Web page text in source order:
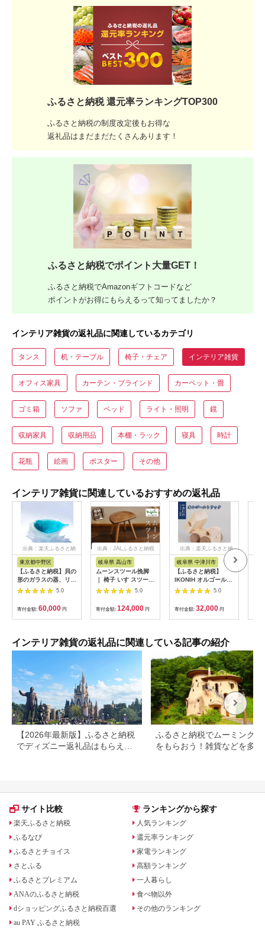
ふるさと納税 還元率ランキングTOP300
ふるさと納税の制度改定後もお得な
返礼品はまだまだたくさんあります！
ふるさと納税でポイント大量GET！
ふるさと納税でAmazonギフトコードなど
ポイントがお得にもらえるって知ってましたか？
インテリア雑貨の返礼品に関連しているカテゴリ
タンス 机・テーブル 椅子・チェア インテリア雑貨
オフィス家具 カーテン・ブラインド カーペット・畳
ゴミ箱 ソファ ベッド ライト・照明 鏡
収納家具 収納用品 本棚・ラック 寝具 時計
花瓶 絵画 ポスター その他
インテリア雑貨に関連しているおすすめの返礼品
出典：楽天ふるさと納
東京都中野区
【ふるさと納税】貝の
形のガラスの器、リゾ
ートラグーン「シェル
の器」 | ガラス 器 貝
殻 食器 おしゃれ 人気
おすすめ 送料無料 東
京 中野区
5.0
寄付金額: 60,000 円
出典：JALふるさと納税
岐阜県 高山市
ムーンスツール挽脚
｜ 椅子 いす スツール
腰掛け リビング キッ
チン ダイニング 木製
無垢材 天然木 レッド
オーク ウォルナット
家具 おしゃれ 人気 お
らし シンプル 飛騨の
家具 雉子舎 AP037
5.0
寄付金額: 124,000 円
出典：楽天ふるさと納
岐阜県 中津川市
【ふるさと納税】
IKONIH オルゴールト
ラック F4N-0855
5.0
寄付金額: 32,000 円
インテリア雑貨の返礼品に関連している記事の紹介
【2026年最新版】ふるさと納税
でディズニー返礼品はもらえ
ふるさと納税でムーミングッ
をもらおう！雑貨などを多数
サイト比較
楽天ふるさと納税
ふるなび
ふるさとチョイス
さとふる
ふるさとプレミアム
ANAのふるさと納税
dショッピングふるさと納税百選
au PAY ふるさと納税
ランキングから探す
人気ランキング
還元率ランキング
家電ランキング
高額ランキング
一人暮らし
食べ物以外
その他のランキング